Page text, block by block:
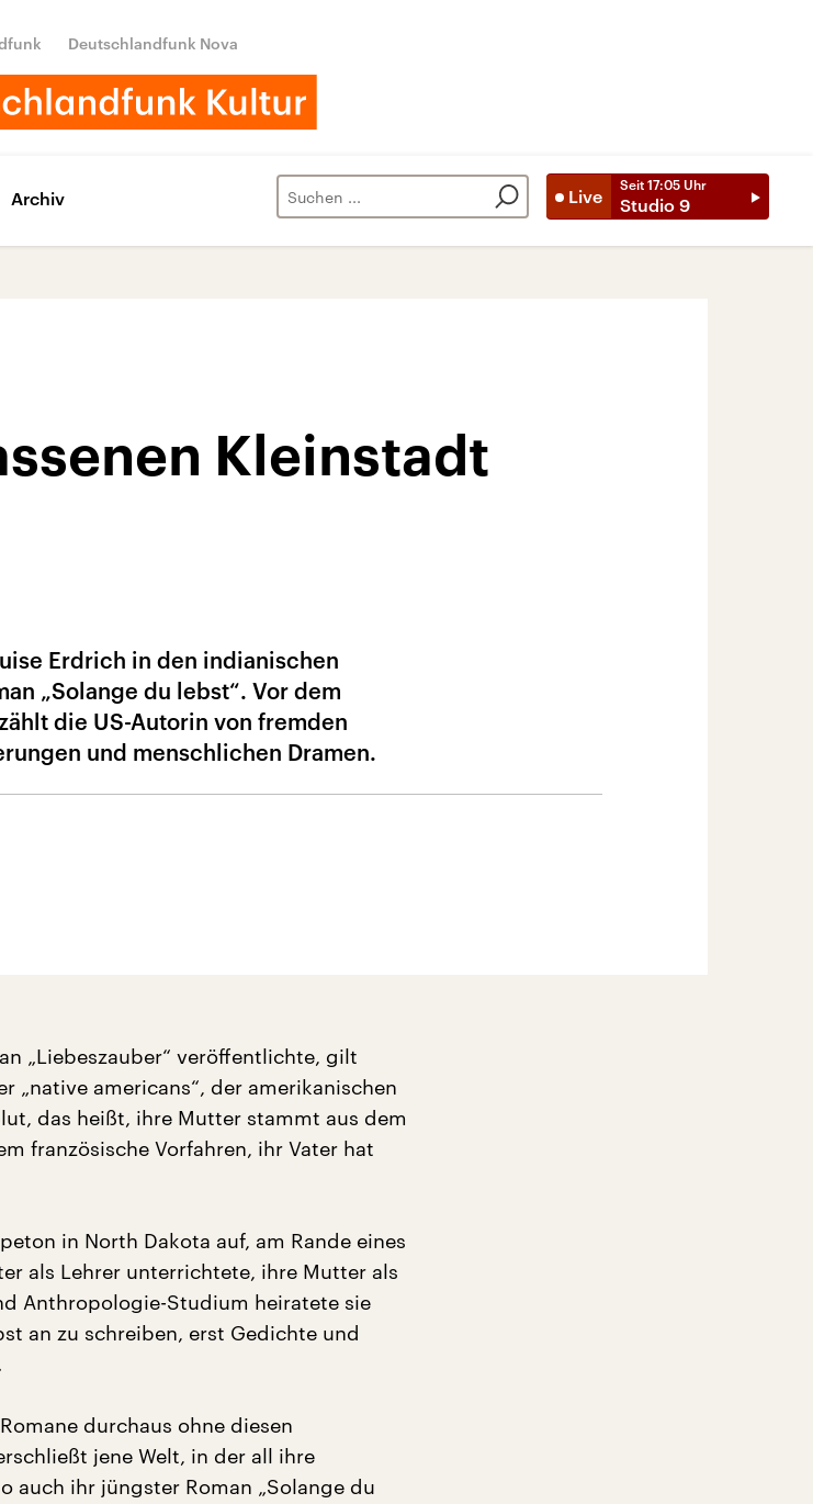
Deutschlandfunk Nova
Live
Seit 17:05 Uhr
Studio 9
Archiv
Kleinstadt
Erdrich in den indianischen
„Solange du lebst“. Vor dem
die US-Autorin von fremden
und menschlichen Dramen.
„Liebeszauber“ veröffentlichte, gilt
„native americans“, der amerikanischen
das heißt, ihre Mutter stammt aus dem
französische Vorfahren, ihr Vater hat
in North Dakota auf, am Rande eines
als Lehrer unterrichtete, ihre Mutter als
Anthropologie-Studium heiratete sie
an zu schreiben, erst Gedichte und
durchaus ohne diesen
jene Welt, in der all ihre
auch ihr jüngster Roman „Solange du